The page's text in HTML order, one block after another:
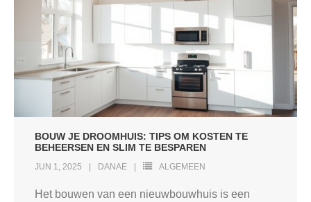
BOUW JE DROOMHUIS: TIPS OM KOSTEN TE
BEHEERSEN EN SLIM TE BESPAREN
JUN 1, 2025 DANAE ALGEMEEN
Het bouwen van een nieuwbouwhuis is een